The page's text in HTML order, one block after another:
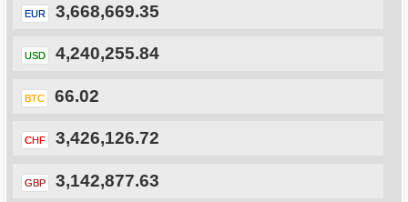
EUR 3,668,669.35
USD 4,240,255.84
BTC 66.02
CHF 3,426,126.72
GBP 3,142,877.63